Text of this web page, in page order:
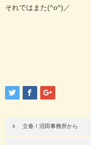
それではまた(^o^)／
立春！沼田事務所から